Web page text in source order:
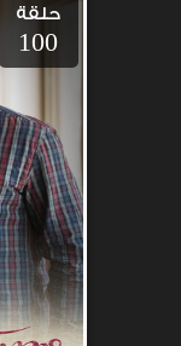
حلقة
100